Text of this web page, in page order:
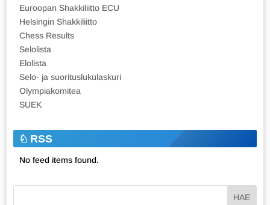
Euroopan Shakkiliitto ECU
Helsingin Shakkiliitto
Chess Results
Selolista
Elolista
Selo- ja suorituslukulaskuri
Olympiakomitea
SUEK
RSS
No feed items found.